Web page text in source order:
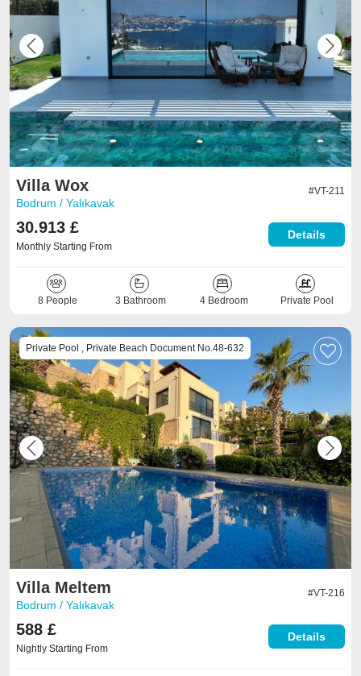
Previous Next
Villa Wox
Bodrum / Yalıkavak
#VT-211
30.913 £
Monthly Starting From
Details
8 People 3 Bathroom 4 Bedroom Private Pool
Previous Next
Private Pool , Private Beach Document No.48-632
Villa Meltem
Bodrum / Yalıkavak
#VT-216
588 £
Nightly Starting From
Details